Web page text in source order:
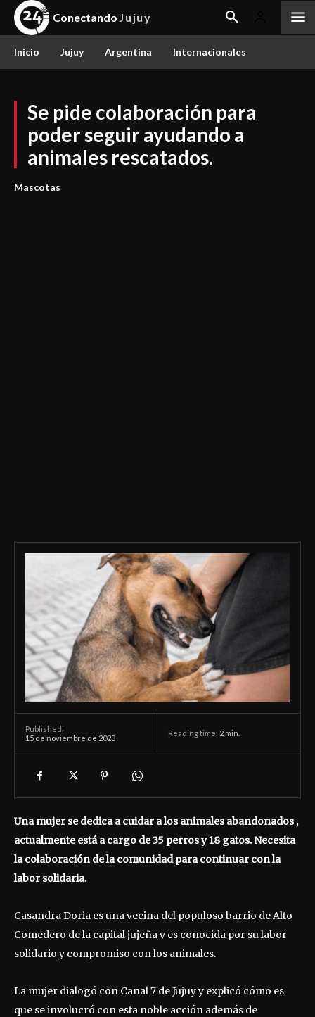
Conectando Jujuy
Inicio Jujuy Argentina Internacionales
Se pide colaboración para
poder seguir ayudando a
animales rescatados.
Mascotas
Published:
15 de noviembre de 2023
Reading time: 2 min.
Una mujer se dedica a cuidar a los animales abandonados ,
actualmente está a cargo de 35 perros y 18 gatos. Necesita
la colaboración de la comunidad para continuar con la
labor solidaria.
Casandra Doria es una vecina del populoso barrio de Alto
Comedero de la capital jujeña y es conocida por su labor
solidario y compromiso con los animales.
La mujer dialogó con Canal 7 de Jujuy y explicó cómo es
que se involucró con esta noble acción además de